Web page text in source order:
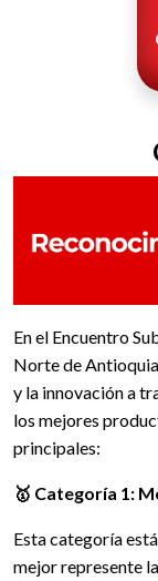
En el Encuentro
Norte de
y la innovación a
los mejores
principales:
🥇 Categoría 1:
Esta categoría
mejor represente